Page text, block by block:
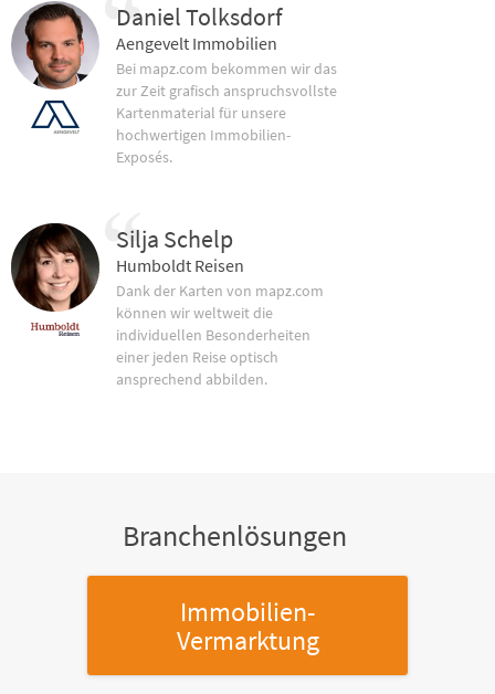
Daniel Tolksdorf
Aengevelt Immobilien
Bei mapz.com bekommen wir das
zur Zeit grafisch anspruchsvollste
Kartenmaterial für unsere
hochwertigen Immobilien-
Exposés.
Silja Schelp
Humboldt Reisen
Dank der Karten von mapz.com
können wir weltweit die
individuellen Besonderheiten
einer jeden Reise optisch
ansprechend abbilden.
Branchenlösungen
Immobilien-
Vermarktung